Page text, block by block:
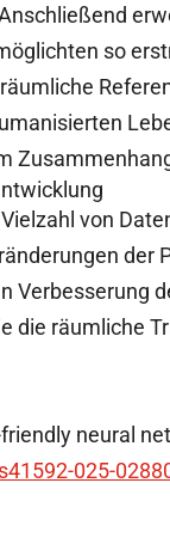
so
von
der
Verbesserung
die räumliche
friendly neural
025-